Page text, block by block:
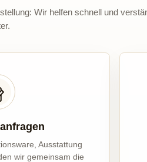
Wir helfen schnell und
Ausstattung
wir gemeinsam die